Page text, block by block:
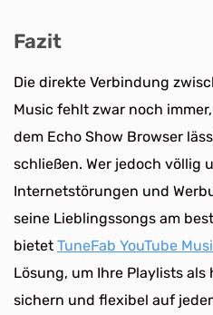
Fazit
Die direkte Verbindung
Music fehlt zwar noch
dem Echo Show Browser
schließen. Wer jedoch völlig
Internetstörungen und
seine Lieblingssongs am
bietet TuneFab YouTube
Lösung, um Ihre Playlists als
sichern und flexibel auf